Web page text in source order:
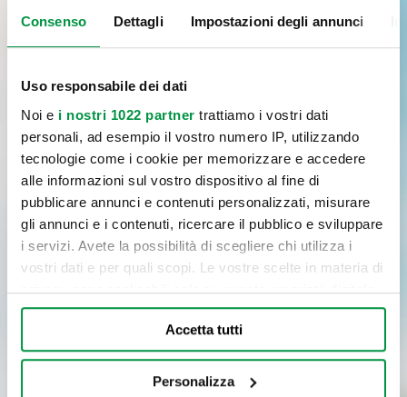
Consenso Dettagli Impostazioni degli annunci
Uso responsabile dei dati
Noi e i nostri 1022 partner trattiamo i vostri dati
personali, ad esempio il vostro numero IP, utilizzando
tecnologie come i cookie per memorizzare e accedere
alle informazioni sul vostro dispositivo al fine di
pubblicare annunci e contenuti personalizzati, misurare
gli annunci e i contenuti, ricercare il pubblico e sviluppare
i servizi. Avete la possibilità di scegliere chi utilizza i
vostri dati e per quali scopi. Le vostre scelte in materia di
privacy sono applicabili solo su questa proprietà digitale
in cui avete effettuato le vostre scelte. È possibile
modificare o revocare il proprio consenso in qualsiasi
momento dalla Dichiarazione sui cookie o facendo clic
sull'icona di attivazione della privacy.
Accetta tutti
Personalizza
RICHIEDI INFORMAZIONI